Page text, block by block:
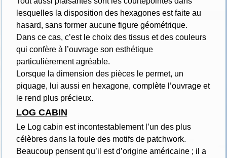
lesquelles la disposition des hexagones est faite au
hasard, sans former aucune figure géométrique.
Dans ce cas, c’est le choix des tissus et des couleurs
qui confère à l’ouvrage son esthétique
particulièrement agréable.
Lorsque la dimension des pièces le permet, un
piquage, lui aussi en hexagone, complète l’ouvrage et
le rend plus précieux.
LOG CABIN
Le Log cabin est incontestablement l’un des plus
célèbres dans la foule des motifs de patchwork.
Beaucoup pensent qu’il est d’origine américaine ; il a